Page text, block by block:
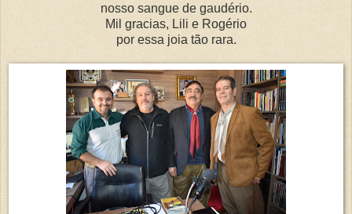
nosso sangue de gaudério.
Mil gracias, Lili e Rogério
por essa joia tão rara.